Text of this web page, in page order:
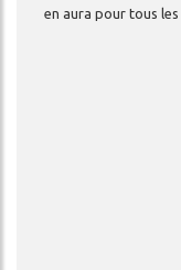
en aura pour tous les